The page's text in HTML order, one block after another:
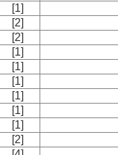
[1]
[2]
[2]
[1]
[1]
[1]
[1]
[1]
[1]
[2]